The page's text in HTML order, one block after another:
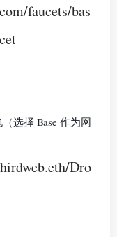
faucets/bas
选择 Base 作为网
Dro